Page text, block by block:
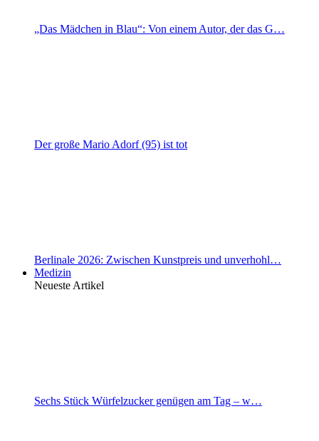
„Das Mädchen in Blau“: Von einem Autor, der das G…
Der große Mario Adorf (95) ist tot
Berlinale 2026: Zwischen Kunstpreis und unverhohl…
Medizin
Neueste Artikel
Sechs Stück Würfelzucker genügen am Tag – w…